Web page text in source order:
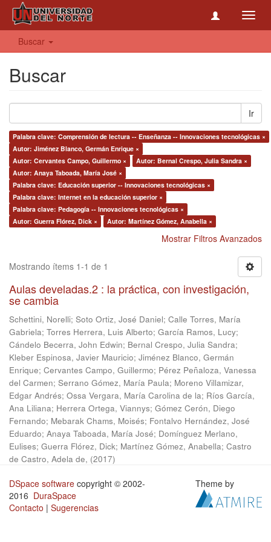
Buscar
Buscar
Ir
Palabra clave: Comprensión de lectura -- Enseñanza -- Innovaciones tecnológicas ×
Autor: Jiménez Blanco, Germán Enrique ×
Autor: Cervantes Campo, Guillermo ×
Autor: Bernal Crespo, Julia Sandra ×
Autor: Anaya Taboada, María José ×
Palabra clave: Educación superior -- Innovaciones tecnológicas ×
Palabra clave: Internet en la educación superior ×
Palabra clave: Pedagogía -- Innovaciones tecnológicas ×
Autor: Guerra Flórez, Dick ×
Autor: Martínez Gómez, Anabella ×
Mostrar Filtros Avanzados
Mostrando ítems 1-1 de 1
Aulas develadas.2 : la práctica, con investigación,
se cambia
Schettini, Norelli; Soto Ortiz, José Daniel; Calle Torres, María
Gabriela; Torres Herrera, Luis Alberto; García Ramos, Lucy;
Cándelo Becerra, John Edwin; Bernal Crespo, Julia Sandra;
Kleber Espinosa, Javier Mauricio; Jiménez Blanco, Germán
Enrique; Cervantes Campo, Guillermo; Pérez Peñaloza, Vanessa
del Carmen; Serrano Gómez, María Paula; Moreno Villamizar,
Edgar Andrés; Ossa Vergara, María Carolina de la; Ríos García,
Ana Liliana; Herrera Ortega, Viannys; Gómez Cerón, Diego
Fernando; Mebarak Chams, Moisés; Fontalvo Hernández, José
Eduardo; Anaya Taboada, María José; Domínguez Merlano,
Eulises; Guerra Flórez, Dick; Martínez Gómez, Anabella; Castro
de Castro, Adela de, (2017)
DSpace software copyright © 2002-
2016 DuraSpace
Contacto | Sugerencias
Theme by